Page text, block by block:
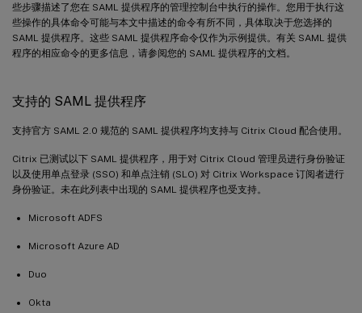
些步骤描述了您在 SAML 提供程序的管理控制台中执行的操作。您用于执行这
些操作的具体命令可能与本文中描述的命令有所不同，具体取决于您选择的
SAML 提供程序。这些 SAML 提供程序命令仅作为示例提供。有关 SAML 提供
程序的相应命令的更多信息，请参阅您的 SAML 提供程序的文档。
支持的 SAML 提供程序
支持官方 SAML 2.0 规范的 SAML 提供程序均支持与 Citrix Cloud 配合使用。
Citrix 已测试以下 SAML 提供程序，用于对 Citrix Cloud 管理员进行身份验证
以及使用单点登录 (SSO) 和单点注销 (SLO) 对 Citrix Workspace 订阅者进行
身份验证。未在此列表中出现的 SAML 提供程序也受支持。
Microsoft ADFS
Microsoft Azure AD
Duo
Okta